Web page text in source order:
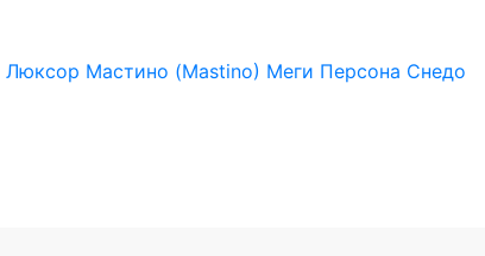
Люксор Мастино (Mastino) Меги Персона Снедо